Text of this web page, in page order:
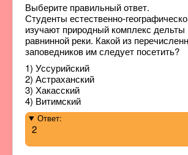
Выберите правильный ответ.
Студенты естественно-
изучают природный комплекс дельты
равнинной реки. Какой из
заповедников им следует посетить?
1) Уссурийский
2) Астраханский
3) Хакасский
4) Витимский
Ответ:
2